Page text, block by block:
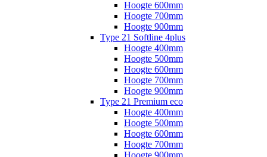
Hoogte 600mm
Hoogte 700mm
Hoogte 900mm
Type 21 Softline 4plus
Hoogte 400mm
Hoogte 500mm
Hoogte 600mm
Hoogte 700mm
Hoogte 900mm
Type 21 Premium eco
Hoogte 400mm
Hoogte 500mm
Hoogte 600mm
Hoogte 700mm
Hoogte 900mm